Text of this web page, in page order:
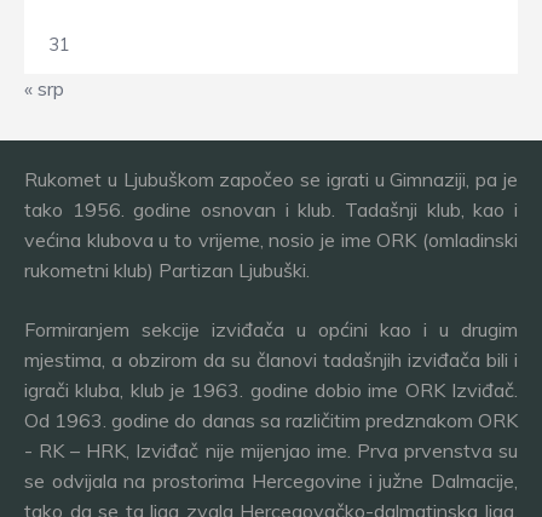
31
« srp
Rukomet u Ljubuškom započeo se igrati u Gimnaziji, pa je
tako 1956. godine osnovan i klub. Tadašnji klub, kao i
većina klubova u to vrijeme, nosio je ime ORK (omladinski
rukometni klub) Partizan Ljubuški.
Formiranjem sekcije izviđača u općini kao i u drugim
mjestima, a obzirom da su članovi tadašnjih izviđača bili i
igrači kluba, klub je 1963. godine dobio ime ORK Izviđač.
Od 1963. godine do danas sa različitim predznakom ORK
- RK – HRK, Izviđač nije mijenjao ime. Prva prvenstva su
se odvijala na prostorima Hercegovine i južne Dalmacije,
tako da se ta liga zvala Hercegovačko-dalmatinska liga.